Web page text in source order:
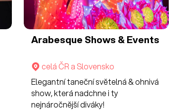
Arabesque Shows & Events
celá ČR a Slovensko
Elegantní taneční světelná & ohnivá
show, která nadchne i ty
nejnáročnější diváky!